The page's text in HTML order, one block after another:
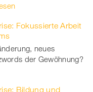
Fokussierte Arbeit
neues
der Gewöhnung?
Bildung und